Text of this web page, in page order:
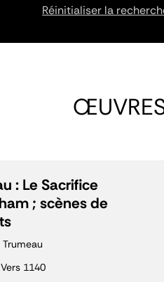
Réinitialiser la
: Le Sacrifice
; scènes de
Trumeau
Vers 1140